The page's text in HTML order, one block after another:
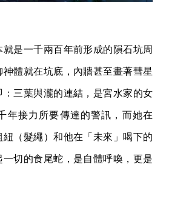
就是一千兩百年前形成的隕石坑周
神體就在坑底，內牆甚至畫著彗星
：三葉與瀧的連結，是宮水家的女
年接力所要傳達的警訊，而她在
紐（髮繩）和他在「未來」喝下的
切的食尾蛇，是自體呼喚，更是